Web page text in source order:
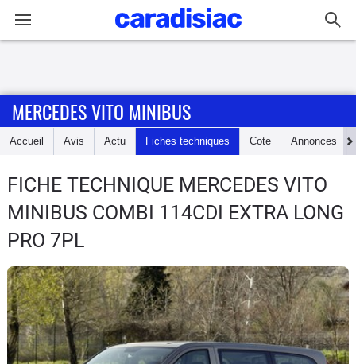
Accueil
Essais
Guide
d'achat
Electriques
Utilitaires
MERCEDES VITO MINIBUS
Accueil Avis Actu Fiches techniques Cote Annonces
FICHE TECHNIQUE MERCEDES VITO
MINIBUS COMBI 114CDI EXTRA LONG
PRO 7PL